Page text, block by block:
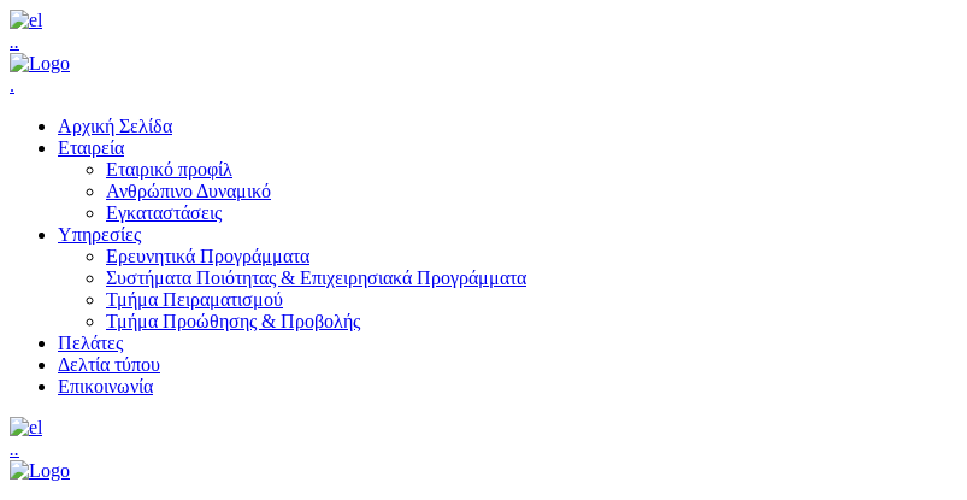
..
.
Αρχική Σελίδα
Εταιρεία
Εταιρικό προφίλ
Ανθρώπινο Δυναμικό
Εγκαταστάσεις
Υπηρεσίες
Ερευνητικά Προγράμματα
Συστήματα Ποιότητας & Επιχειρησιακά Προγράμματα
Τμήμα Πειραματισμού
Τμήμα Προώθησης & Προβολής
Πελάτες
Δελτία τύπου
Επικοινωνία
..